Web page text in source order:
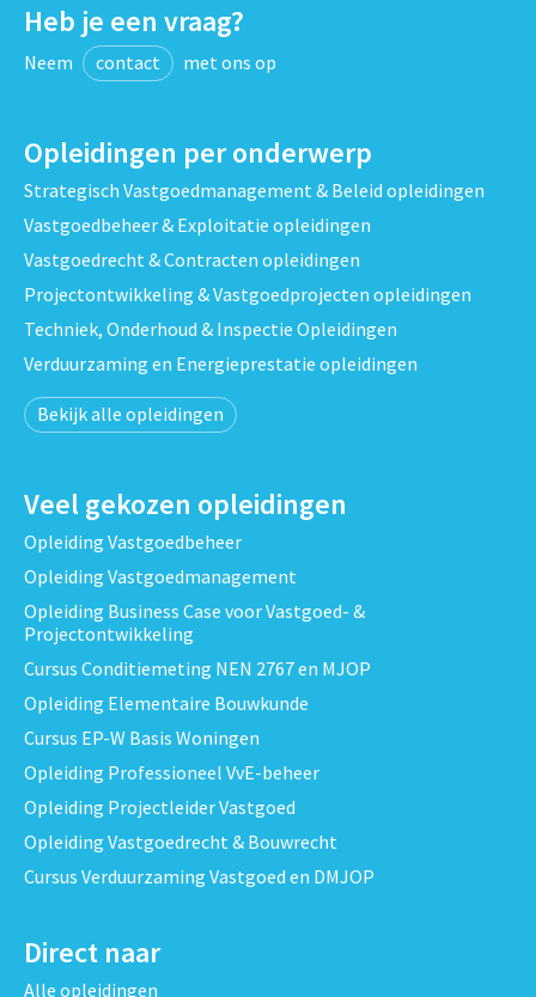
Heb je een vraag?
Neem contact met ons op
Opleidingen per onderwerp
Strategisch Vastgoedmanagement & Beleid opleidingen
Vastgoedbeheer & Exploitatie opleidingen
Vastgoedrecht & Contracten opleidingen
Projectontwikkeling & Vastgoedprojecten opleidingen
Techniek, Onderhoud & Inspectie Opleidingen
Verduurzaming en Energieprestatie opleidingen
Bekijk alle opleidingen
Veel gekozen opleidingen
Opleiding Vastgoedbeheer
Opleiding Vastgoedmanagement
Opleiding Business Case voor Vastgoed- &
Projectontwikkeling
Cursus Conditiemeting NEN 2767 en MJOP
Opleiding Elementaire Bouwkunde
Cursus EP-W Basis Woningen
Opleiding Professioneel VvE-beheer
Opleiding Projectleider Vastgoed
Opleiding Vastgoedrecht & Bouwrecht
Cursus Verduurzaming Vastgoed en DMJOP
Direct naar
Alle opleidingen